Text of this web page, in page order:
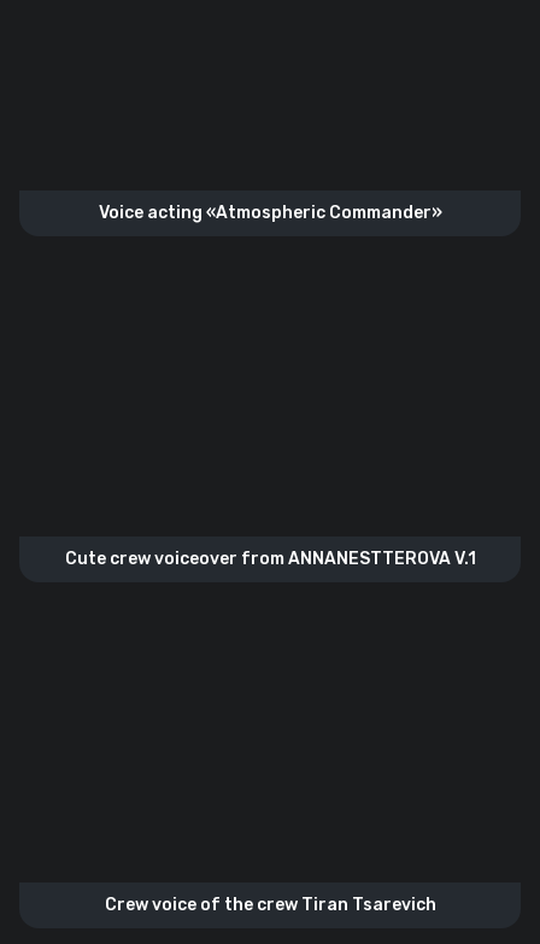
Voice acting «Atmospheric Commander»
Cute crew voiceover from ANNANESTTEROVA V.1
Crew voice of the crew Tiran Tsarevich